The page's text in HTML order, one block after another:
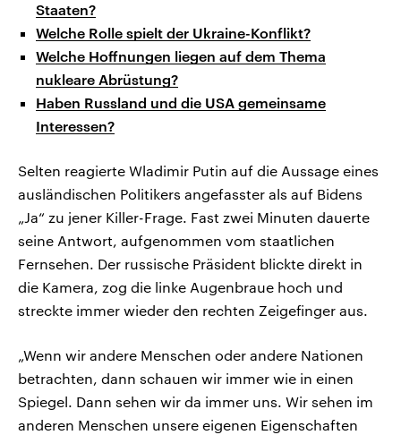
Staaten?
Welche Rolle spielt der Ukraine-Konflikt?
Welche Hoffnungen liegen auf dem Thema
nukleare Abrüstung?
Haben Russland und die USA gemeinsame
Interessen?
Selten reagierte Wladimir Putin auf die Aussage eines
ausländischen Politikers angefasster als auf Bidens
„Ja“ zu jener Killer-Frage. Fast zwei Minuten dauerte
seine Antwort, aufgenommen vom staatlichen
Fernsehen. Der russische Präsident blickte direkt in
die Kamera, zog die linke Augenbraue hoch und
streckte immer wieder den rechten Zeigefinger aus.
„Wenn wir andere Menschen oder andere Nationen
betrachten, dann schauen wir immer wie in einen
Spiegel. Dann sehen wir da immer uns. Wir sehen im
anderen Menschen unsere eigenen Eigenschaften